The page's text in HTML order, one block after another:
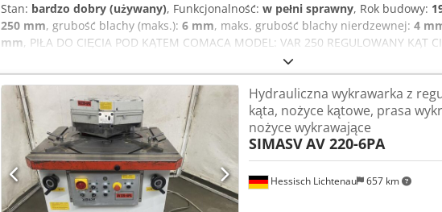
Stan: bardzo dobry (używany), Funkcjonalność: w pełni sprawny, Rok budowy:
250 mm, grubość blachy (maks.): 6 mm, maks. grubość blachy nierdzewnej: 4
mm, PIŁA DO CIĘCIA POD KĄTEM COMACA MODEL: VAR 250 REGULOWANY KĄT
roboczego: 1200 x 900 mm Długość piły: 250 x 250 mm Maksymalna grubość
Maksymalna grubość cięcia dla R60/mm²: 4 mm Codpfxozkg Hio Afvorf UŻYWANA
Wewnętrzny: SVR 423
Hessisch Lichtenau 657 km
Hydrauliczna wykrawarka z
kąta, nożyce kątowe, prasa
nożyce wykrawające
SIMASVAV 220-6PA